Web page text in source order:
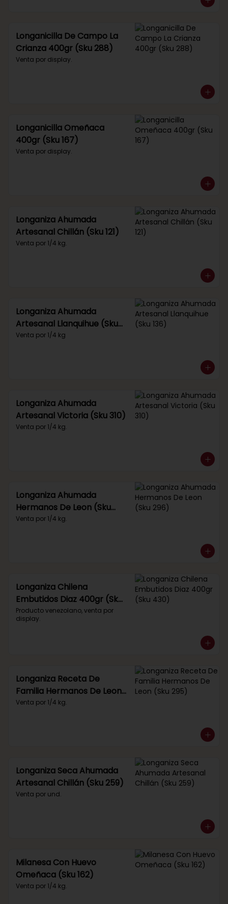
Longanicilla De Campo La
Crianza 400gr (Sku 288)
Venta por display.
Longanicilla Omeñaca
400gr (Sku 167)
Venta por display.
Longaniza Ahumada
Artesanal Chillán (Sku 121)
Venta por 1/4 kg.
Longaniza Ahumada
Artesanal Llanquihue (Sku
136)
Venta por 1/4 kg
Longaniza Ahumada
Artesanal Victoria (Sku 310)
Venta por 1/4 kg.
Longaniza Ahumada
Hermanos De Leon (Sku
296)
Venta por 1/4 kg.
Longaniza Chilena
Embutidos Diaz 400gr (Sku
430)
Producto venezolano, venta por
display.
Longaniza Receta De
Familia Hermanos De Leon
(Sku 295)
Venta por 1/4 kg.
Longaniza Seca Ahumada
Artesanal Chillán (Sku 259)
Venta por und.
Milanesa Con Huevo
Omeñaca (Sku 162)
Venta por 1/4 kg.